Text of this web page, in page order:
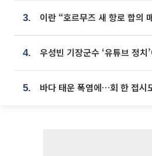
3.
4.
5. 바다 태운 폭염에…회 한 접시